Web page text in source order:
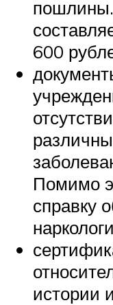
600
Помимо
справку
истории